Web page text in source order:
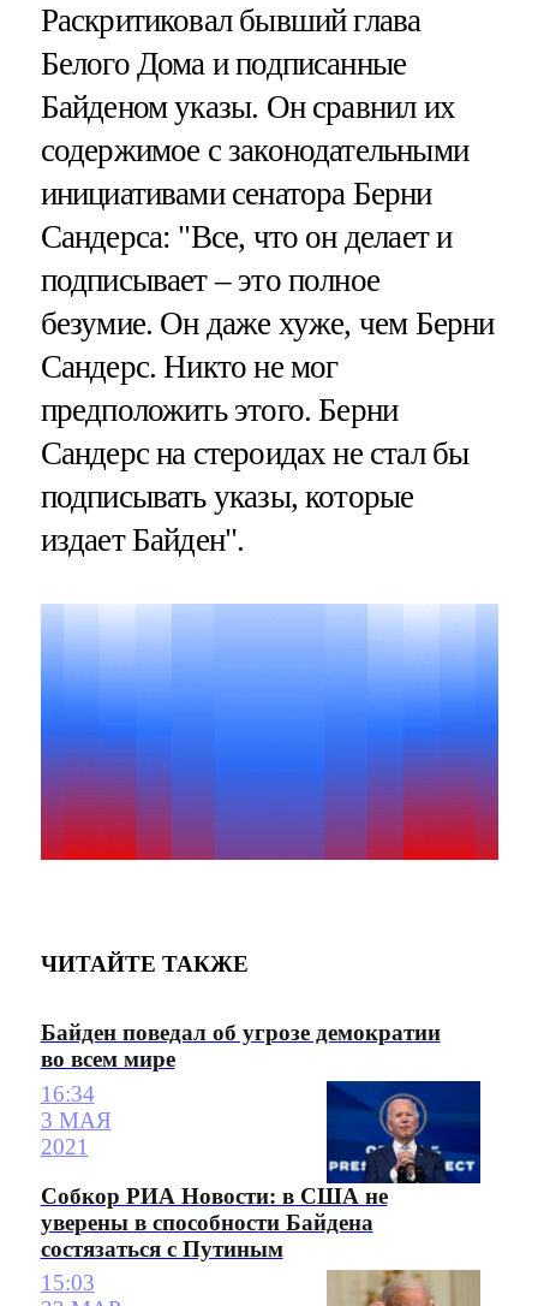
Раскритиковал бывший глава
Белого Дома и подписанные
Байденом указы. Он сравнил их
содержимое с законодательными
инициативами сенатора Берни
Сандерса: "Все, что он делает и
подписывает – это полное
безумие. Он даже хуже, чем Берни
Сандерс. Никто не мог
предположить этого. Берни
Сандерс на стероидах не стал бы
подписывать указы, которые
издает Байден".
ЧИТАЙТЕ ТАКЖЕ
Байден поведал об угрозе демократии
во всем мире
16:34
3 МАЯ
2021
Собкор РИА Новости: в США не
уверены в способности Байдена
состязаться с Путиным
15:03